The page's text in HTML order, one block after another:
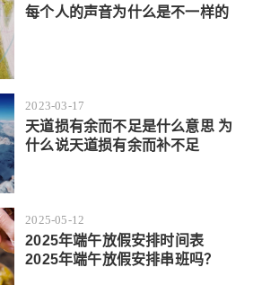
每个人的声音为什么是不一样的
2023-03-17
天道损有余而不足是什么意思 为
什么说天道损有余而补不足
2025-05-12
2025年端午放假安排时间表
2025年端午放假安排串班吗？